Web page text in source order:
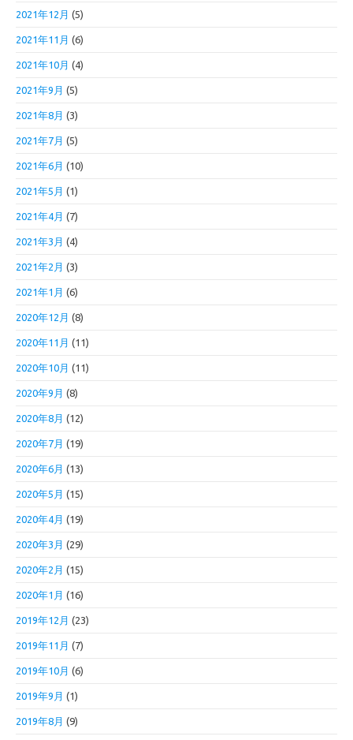
2021年12月 (5)
2021年11月 (6)
2021年10月 (4)
2021年9月 (5)
2021年8月 (3)
2021年7月 (5)
2021年6月 (10)
2021年5月 (1)
2021年4月 (7)
2021年3月 (4)
2021年2月 (3)
2021年1月 (6)
2020年12月 (8)
2020年11月 (11)
2020年10月 (11)
2020年9月 (8)
2020年8月 (12)
2020年7月 (19)
2020年6月 (13)
2020年5月 (15)
2020年4月 (19)
2020年3月 (29)
2020年2月 (15)
2020年1月 (16)
2019年12月 (23)
2019年11月 (7)
2019年10月 (6)
2019年9月 (1)
2019年8月 (9)